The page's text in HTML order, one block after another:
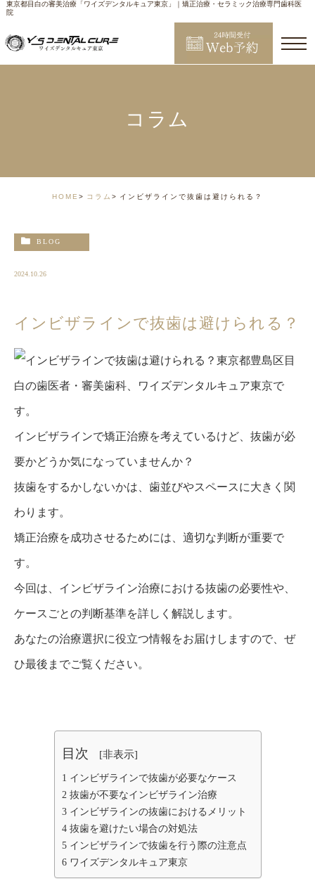
東京都目白の審美治療「ワイズデンタルキュア東京」｜矯正治療・セラミック治療専門歯科医
院
コラム
HOME コラム インビザラインで抜歯は避けられる？
BLOG
2024.10.26
インビザラインで抜歯は避けられる？
東京都豊島区目
白の歯医者・審美歯科、ワイズデンタルキュア東京で
す。
インビザラインで矯正治療を考えているけど、抜歯が必
要かどうか気になっていませんか？
抜歯をするかしないかは、歯並びやスペースに大きく関
わります。
矯正治療を成功させるためには、適切な判断が重要で
す。
今回は、インビザライン治療における抜歯の必要性や、
ケースごとの判断基準を詳しく解説します。
あなたの治療選択に役立つ情報をお届けしますので、ぜ
ひ最後までご覧ください。
目次 [非表示]
1 インビザラインで抜歯が必要なケース
2 抜歯が不要なインビザライン治療
3インビザラインの抜歯におけるメリット
4抜歯を避けたい場合の対処法
5インビザラインで抜歯を行う際の注意点
6ワイズデンタルキュア東京